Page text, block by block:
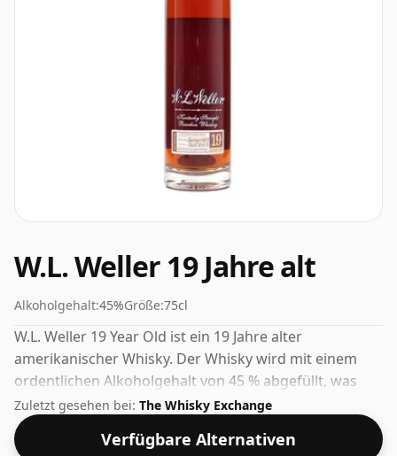
W.L. Weller 19 Jahre alt
Alkoholgehalt:45%Größe:75cl
W.L. Weller 19 Year Old ist ein 19 Jahre alter
amerikanischer Whisky. Der Whisky wird mit einem
ordentlichen Alkoholgehalt von 45 % abgefüllt, was
eine Steigerung gegenüber dem Standardwert von 40
% darstellt, und wird in der De-facto-Flaschengröße
von 75 cl geliefert.
Zuletzt gesehen bei: The Whisky Exchange
Verfügbare Alternativen